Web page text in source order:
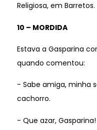
Religiosa, em Barretos.
10 – MORDIDA
Estava a Gasparina
quando comentou:
- Sabe amiga, minha
cachorro.
- Que azar,